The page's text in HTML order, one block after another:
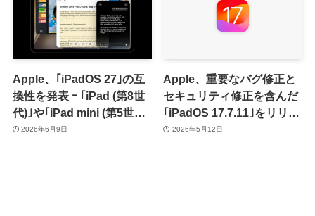
Apple、｢iPadOS 27｣の互
換性を発表 ｰ ｢iPad (第8世
代)｣や｢iPad mini (第5世
代)｣などがサポート対象外
2026年6月9日
Apple、重要なバグ修正と
セキュリティ修正を含んだ
｢iPadOS 17.7.11｣をリリー
ス2026年5月12日